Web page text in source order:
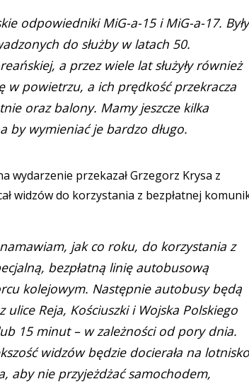
odpowiedniki MiG-a-15 i MiG-a-17. Były
do służby w latach 50.
a przez wiele lat służyły również
powietrzu, a ich prędkość przekracza
oraz balony. Mamy jeszcze kilka
by wymieniać je bardzo długo.
wydarzenie przekazał Grzegorz Krysa z
widzów do korzystania z bezpłatnej
jak co roku, do korzystania z
bezpłatną linię autobusową
kolejowym. Następnie autobusy będą
Reja, Kościuszki i Wojska Polskiego
15 minut – w zależności od pory dnia.
widzów będzie docierała na
aby nie przyjeżdżać samochodem,